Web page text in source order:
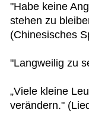
"Habe keine
stehen zu
(Chinesisches
"Langweilig zu
„Viele kleine
verändern."